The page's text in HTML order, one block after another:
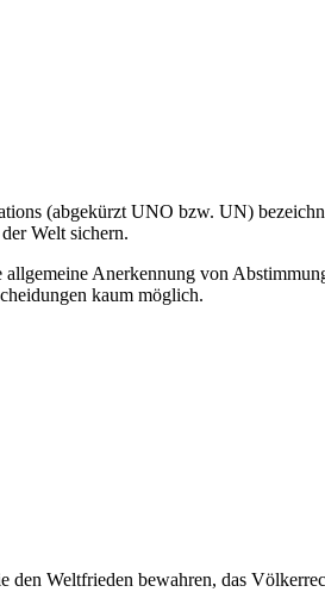
(abgekürzt UNO bzw. UN)
Welt sichern.
Anerkennung von
kaum möglich.
Weltfrieden bewahren, das